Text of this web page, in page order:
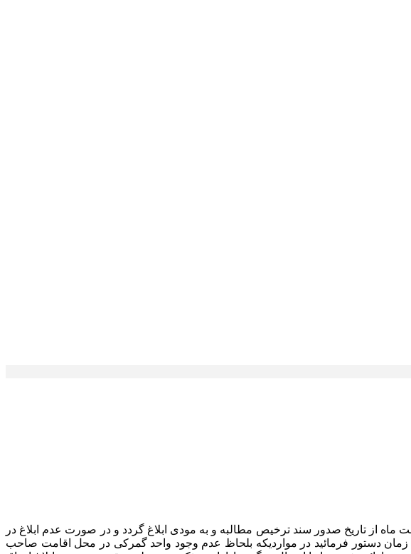
از تاریخ صدور سند ترخیص مطالبه و به مودی ابلاغ گردد و در صورت عدم ابلاغ در
دستور فرمائید در مواردیکه بلحاظ عدم وجود واحد گمرکی در محل اقامت صاحب